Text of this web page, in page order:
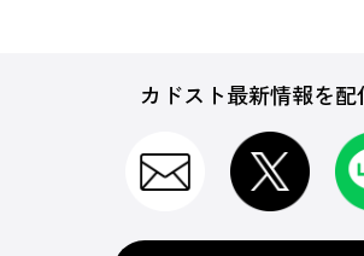
カドスト最新情報を配